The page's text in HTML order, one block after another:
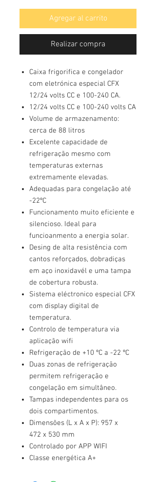
Agregar al carrito
Realizar compra
Caixa frigorifica e congelador
com eletrónica especial CFX
12/24 volts CC e 100-240 CA.
12/24 volts CC e 100-240 volts CA
Volume de armazenamento:
cerca de 88 litros
Excelente capacidade de
refrigeração mesmo com
temperaturas externas
extremamente elevadas.
Adequadas para congelação até
-22ºC
Funcionamento muito eficiente e
silencioso. Ideal para
funcioanmento a energia solar.
Desing de alta resistência com
cantos reforçados, dobradiças
em aço inoxidavél e uma tampa
de cobertura robusta.
Sistema eléctronico especial CFX
com display digital de
temperatura.
Controlo de temperatura via
aplicação wifi
Refrigeração de +10 ºC a -22 ºC
Duas zonas de refrigeração
permitem refrigeração e
congelação em simultâneo.
Tampas independentes para os
dois compartimentos.
Dimensões (L x A x P): 957 x
472 x 530 mm
Controlado por APP WIFI
Classe energética A+